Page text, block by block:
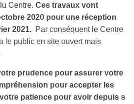
Centre. Ces travaux vont
2020 pour une réception
2021. Par conséquent le Centre
le public en site ouvert mais
prudence pour assurer votre
pour accepter les
patience pour avoir depuis s